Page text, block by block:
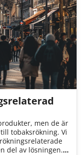
men de är
tobaksrökning. Vi
del av lösningen.